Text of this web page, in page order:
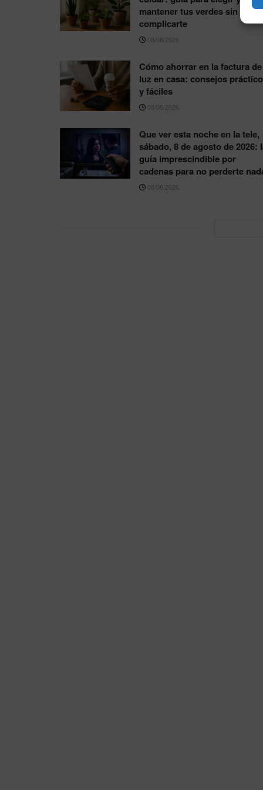
mantener tus verdes sin
complicarte
08/08/2026
Cómo ahorrar en la factura
luz en casa: consejos
y fáciles
08/08/2026
Que ver esta noche en la tele,
sábado, 8 de agosto de 2026:
guía imprescindible por
cadenas para no perderte
08/08/2026